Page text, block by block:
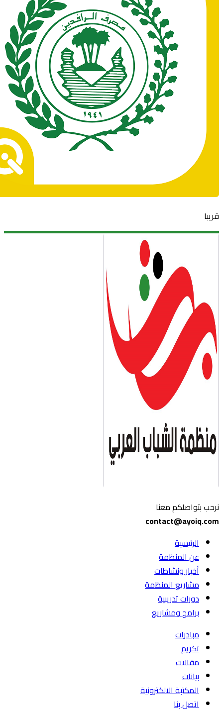
قريبا
نرحب بتواصلكم معنا
contact@ayoiq.com
الرئيسية
عن المنظمة
أخبار ونشاطات
مشاريع المنظمة
دورات تدريبية
برامج ومشاريع
مبادرات
تكريم
مقالات
بيانات
المكتبة الالكترونية
اتصل بنا